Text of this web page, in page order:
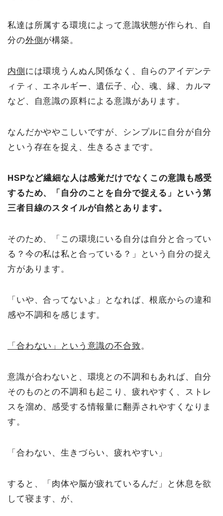
私達は所属する環境によって意識状態が作られ、自
分の外側 が構築。
内側 には環境うんぬん関係なく、自らのアイデンテ
ィティ、エネルギー、遺伝子、心、魂、縁、カルマ
など、自意識の原料による意識があります。
なんだかややこしいですが、シンプルに自分が自分
という存在を捉え、生きるさまです。
HSPなど繊細な人は感覚だけでなくこの意識も感受
するため、「自分のことを自分で捉える」という第
三者目線のスタイルが自然とあります。
そのため、「この環境にいる自分は自分と合ってい
る？今の私は私と合っている？」という自分の捉え
方があります。
「いや、合ってないよ」となれば、根底からの違和
感や不調和を感じます。
「合わない」という意識の不合致。
意識が合わないと、環境との不調和もあれば、自分
そのものとの不調和も起こり、疲れやすく、ストレ
スを溜め、感受する情報量に翻弄されやすくなりま
す。
「合わない、生きづらい、疲れやすい」
すると、「肉体や脳が疲れているんだ」と休息を欲
して寝ます、が、